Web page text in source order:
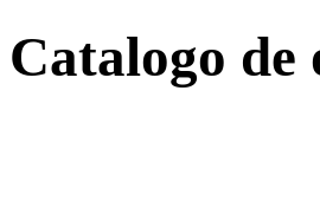
Catalogo de